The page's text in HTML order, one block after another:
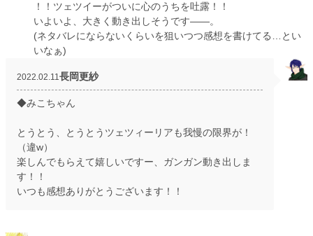
！！ツェツイーがついに心のうちを吐露！！
いよいよ、大きく動き出しそうです――。
(ネタバレにならないくらいを狙いつつ感想を書けてる…とい
いなぁ)
2022.02.11 長岡更紗
◆みこちゃん
とうとう、とうとうツェツィーリアも我慢の限界が！
（違w）
楽しんでもらえて嬉しいですー、ガンガン動き出しま
す！！
いつも感想ありがとうございます！！